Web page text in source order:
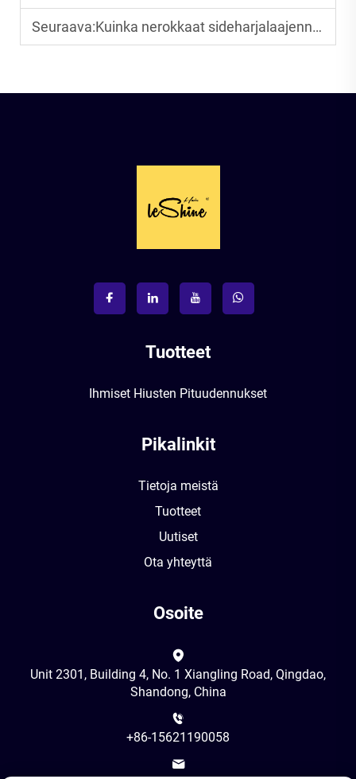
Seuraava:Kuinka nerokkaat sideharjalaajennukset luovat luonnollisen näköistä hiusten tilavuutta?
Tuotteet
Ihmiset Hiusten Pituudennukset
Pikalinkit
Tietoja meistä
Tuotteet
Uutiset
Ota yhteyttä
Osoite
Unit 2301, Building 4, No. 1 Xiangling Road, Qingdao,
Shandong, China
+86-15621190058